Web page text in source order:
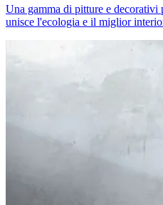
Una gamma di pitture e
unisce l'ecologia e il miglior